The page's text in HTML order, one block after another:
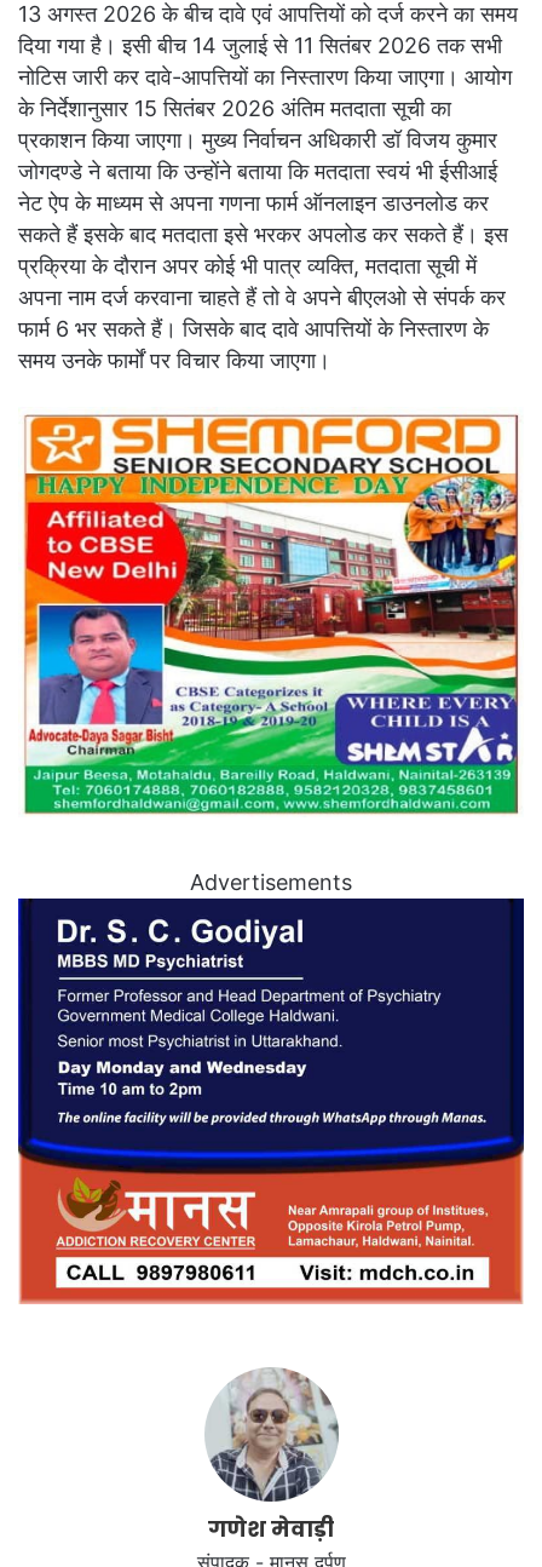
13 अगस्त 2026 के बीच दावे एवं आपत्तियों को दर्ज करने का समय
दिया गया है। इसी बीच 14 जुलाई से 11 सितंबर 2026 तक सभी
नोटिस जारी कर दावे-आपत्तियों का निस्तारण किया जाएगा। आयोग
के निर्देशानुसार 15 सितंबर 2026 अंतिम मतदाता सूची का
प्रकाशन किया जाएगा। मुख्य निर्वाचन अधिकारी डॉ विजय कुमार
जोगदण्डे ने बताया कि उन्होंने बताया कि मतदाता स्वयं भी ईसीआई
नेट ऐप के माध्यम से अपना गणना फार्म ऑनलाइन डाउनलोड कर
सकते हैं इसके बाद मतदाता इसे भरकर अपलोड कर सकते हैं। इस
प्रक्रिया के दौरान अपर कोई भी पात्र व्यक्ति, मतदाता सूची में
अपना नाम दर्ज करवाना चाहते हैं तो वे अपने बीएलओ से संपर्क कर
फार्म 6 भर सकते हैं। जिसके बाद दावे आपत्तियों के निस्तारण के
समय उनके फार्मों पर विचार किया जाएगा।
Advertisements
गणेश मेवाड़ी
संपादक - मानस दर्पण